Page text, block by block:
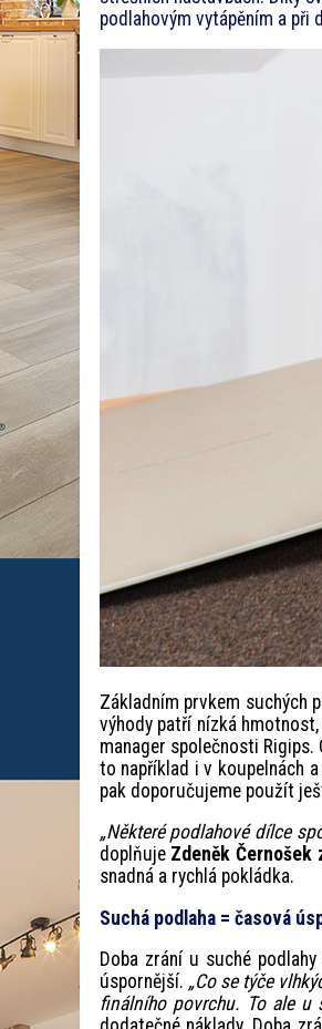
podlahovým vytápěním a při
Základním prvkem suchých
výhody patří nízká
manager společnosti
to například i v koupelnách
pak doporučujeme použít
„Některé podlahové dílce
doplňuje Zdeněk
snadná a rychlá pokládka.
Suchá podlaha = časová
Doba zrání u suché
úspornější. „Co se týče
finálního povrchu. To ale u